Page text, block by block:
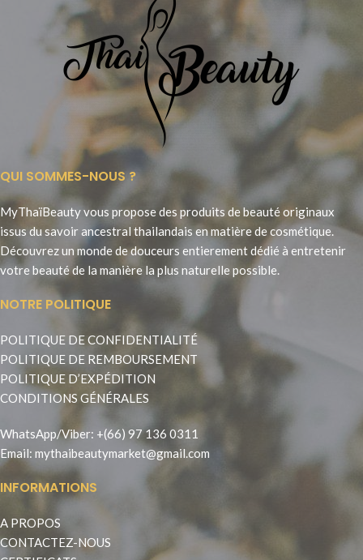
QUI SOMMES-NOUS ?
MyThaïBeauty vous propose des produits de beauté originaux
issus du savoir ancestral thailandais en matière de cosmétique.
Découvrez un monde de douceurs entierement dédié à entretenir
votre beauté de la manière la plus naturelle possible.
NOTRE POLITIQUE
POLITIQUE DE CONFIDENTIALITÉ
POLITIQUE DE REMBOURSEMENT
POLITIQUE D’EXPÉDITION
CONDITIONS GÉNÉRALES
WhatsApp/Viber: +(66) 97 136 0311
Email: mythaibeautymarket@gmail.com
INFORMATIONS
A PROPOS
CONTACTEZ-NOUS